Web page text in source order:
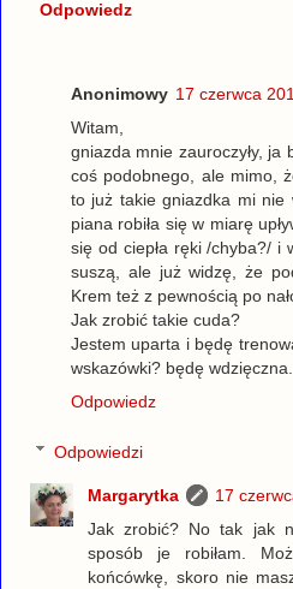
Odpowiedz
Anonimowy 17 czerwca
Witam,
gniazda mnie zauroczyły, ja
coś podobnego, ale mimo,
to już takie gniazdka mi nie
piana robiła się w miarę
się od ciepła ręki /chyba?/
suszą, ale już widzę, że
Krem też z pewnością po
Jak zrobić takie cuda?
Jestem uparta i będę
wskazówki? będę
Odpowiedz
Odpowiedzi
Margarytka
17
Jak zrobić? No tak jak
sposób je robiłam.
końcówkę, skoro nie